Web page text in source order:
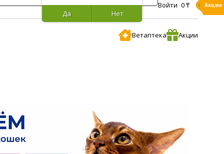
Нет
Да
Войти 0 ₸
Ветаптека Акции
Акции